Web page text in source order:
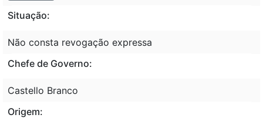
Situação:
Não consta revogação expressa
Chefe de Governo:
Castello Branco
Origem: